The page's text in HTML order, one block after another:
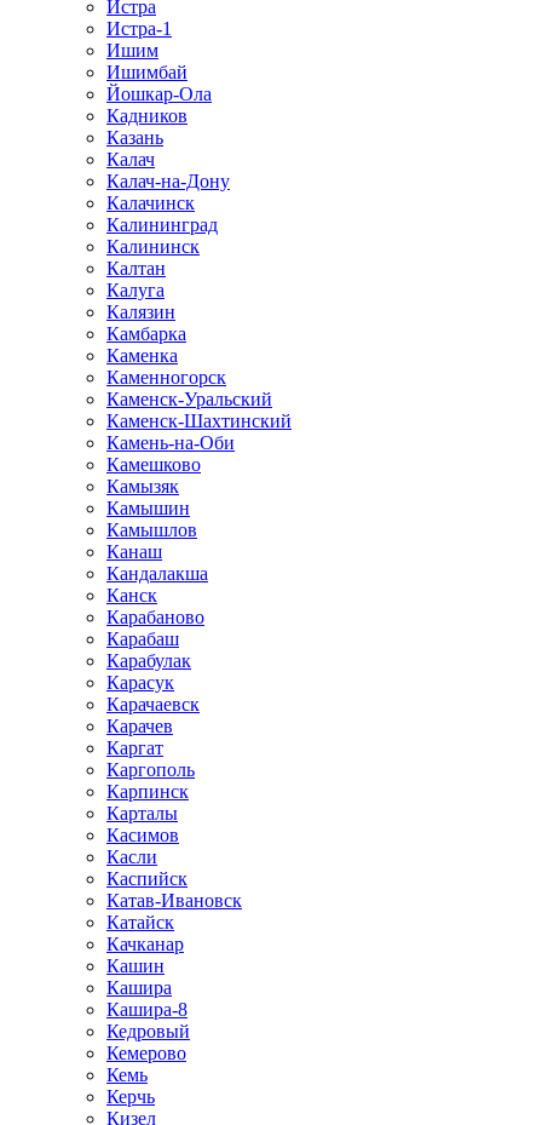
Истра
Истра-1
Ишим
Ишимбай
Йошкар-Ола
Кадников
Казань
Калач
Калач-на-Дону
Калачинск
Калининград
Калининск
Калтан
Калуга
Калязин
Камбарка
Каменка
Каменногорск
Каменск-Уральский
Каменск-Шахтинский
Камень-на-Оби
Камешково
Камызяк
Камышин
Камышлов
Канаш
Кандалакша
Канск
Карабаново
Карабаш
Карабулак
Карасук
Карачаевск
Карачев
Каргат
Каргополь
Карпинск
Карталы
Касимов
Касли
Каспийск
Катав-Ивановск
Катайск
Качканар
Кашин
Кашира
Кашира-8
Кедровый
Кемерово
Кемь
Керчь
Кизел